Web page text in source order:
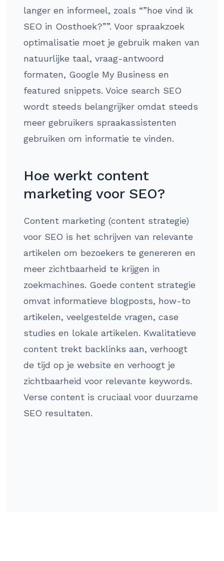
langer en informeel, zoals “”hoe vind ik
SEO in Oosthoek?””. Voor spraakzoek
optimalisatie moet je gebruik maken van
natuurlijke taal, vraag-antwoord
formaten, Google My Business en
featured snippets. Voice search SEO
wordt steeds belangrijker omdat steeds
meer gebruikers spraakassistenten
gebruiken om informatie te vinden.
Hoe werkt content
marketing voor SEO?
Content marketing (content strategie)
voor SEO is het schrijven van relevante
artikelen om bezoekers te genereren en
meer zichtbaarheid te krijgen in
zoekmachines. Goede content strategie
omvat informatieve blogposts, how-to
artikelen, veelgestelde vragen, case
studies en lokale artikelen. Kwalitatieve
content trekt backlinks aan, verhoogt
de tijd op je website en verhoogt je
zichtbaarheid voor relevante keywords.
Verse content is cruciaal voor duurzame
SEO resultaten.